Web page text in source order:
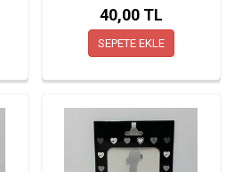
40,00 TL
SEPETE EKLE